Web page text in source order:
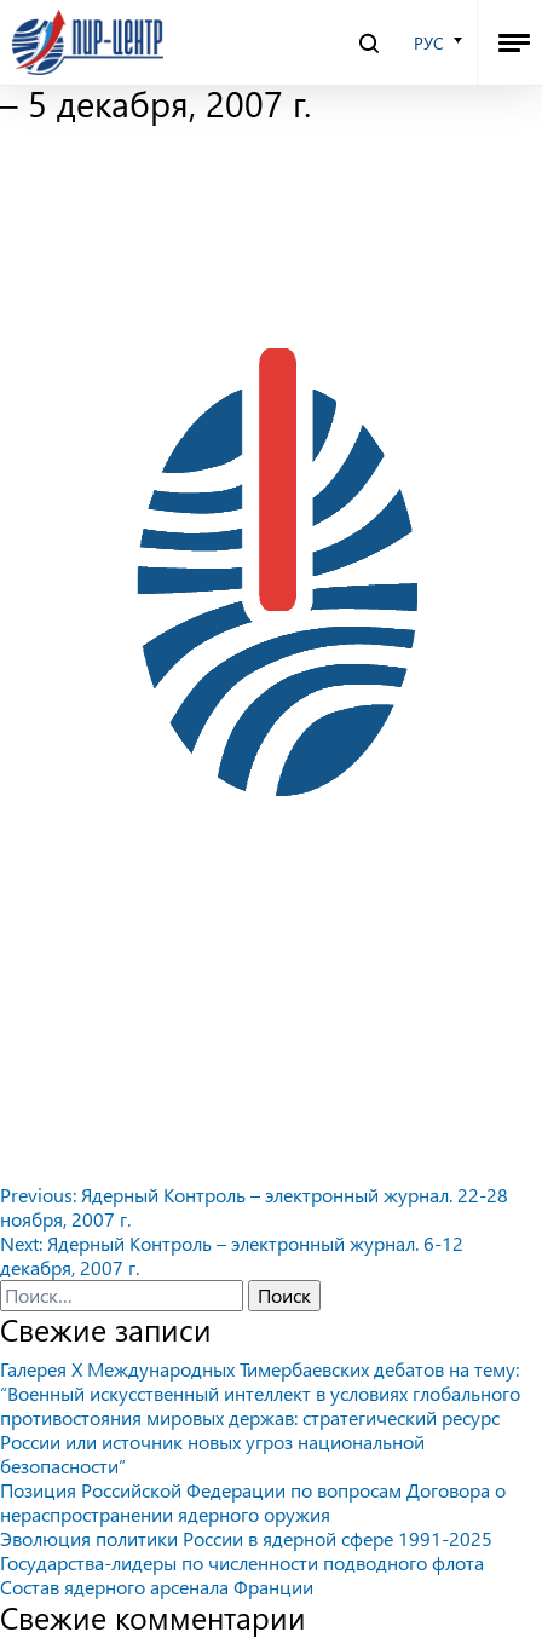
РУС
Ядерный Контроль –
электронный журнал. 29 ноября
– 5 декабря, 2007 г.
Навигация
по
записям
Previous: Ядерный Контроль – электронный журнал. 22-28
ноября, 2007 г.
Next: Ядерный Контроль – электронный журнал. 6-12
декабря, 2007 г.
Найти:
Свежие записи
Галерея X Международных Тимербаевских дебатов на тему:
“Военный искусственный интеллект в условиях глобального
противостояния мировых держав: стратегический ресурс
России или источник новых угроз национальной
безопасности”
Позиция Российской Федерации по вопросам Договора о
нераспространении ядерного оружия
Эволюция политики России в ядерной сфере 1991-2025
Государства-лидеры по численности подводного флота
Состав ядерного арсенала Франции
Свежие комментарии